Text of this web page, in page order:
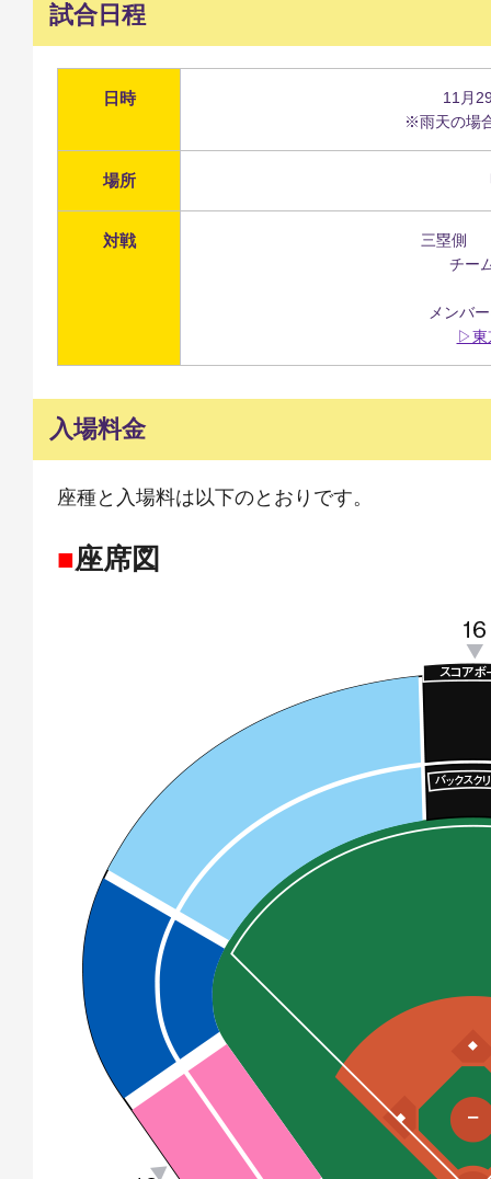
試合日程
日時
11月
※雨天の場
場所
対戦
三塁側 一
チー
メンバ
▷東
入場料金
座種と入場料は以下のとおりです。
■座席図